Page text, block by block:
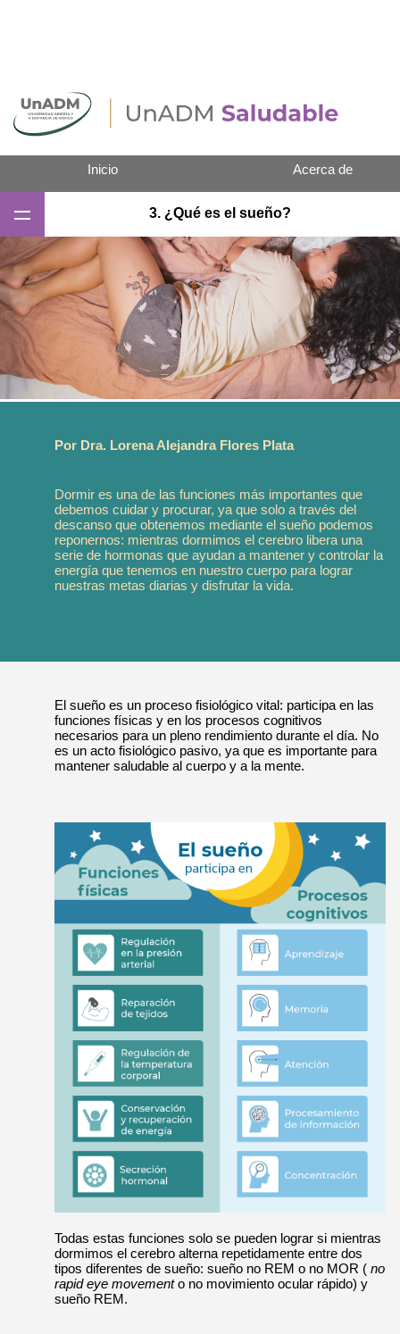
Inicio Acerca de
3. ¿Qué es el sueño?
Dormir bien
3. ¿Qué es el sueño?
Por Dra. Lorena Alejandra Flores Plata
Dormir es una de las funciones más importantes que
debemos cuidar y procurar, ya que solo a través del
descanso que obtenemos mediante el sueño podemos
reponernos: mientras dormimos el cerebro libera una
serie de hormonas que ayudan a mantener y controlar la
energía que tenemos en nuestro cuerpo para lograr
nuestras metas diarias y disfrutar la vida.
El sueño es un proceso fisiológico vital: participa en las
funciones físicas y en los procesos cognitivos
necesarios para un pleno rendimiento durante el día. No
es un acto fisiológico pasivo, ya que es importante para
mantener saludable al cuerpo y a la mente.
Todas estas funciones solo se pueden lograr si mientras
dormimos el cerebro alterna repetidamente entre dos
tipos diferentes de sueño: sueño no REM o no MOR ( no
rapid eye movemento no movimiento ocular rápido) y
sueño REM.